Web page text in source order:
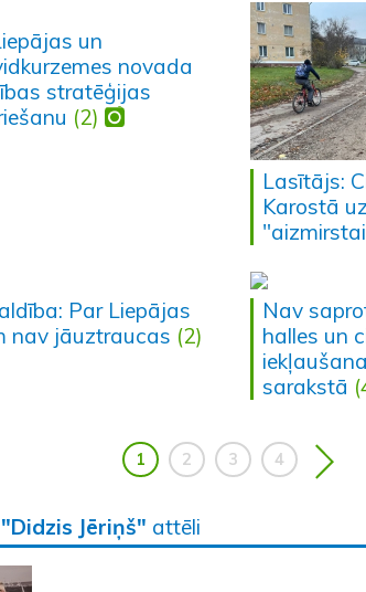
un
novada
stratēģijas
(2)
Lasītājs:
Karostā
Par Liepājas
nav jāuztraucas (2)
Nav
halles un
sarakstā
1 2 3 4
"Didzis Jēriņš" attēli